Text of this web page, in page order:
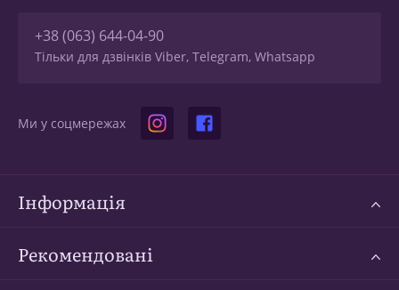
+38 (063) 644-04-90
Тільки для дзвінків Viber, Telegram, Whatsapp
Ми у соцмережах
Інформація
Рекомендовані